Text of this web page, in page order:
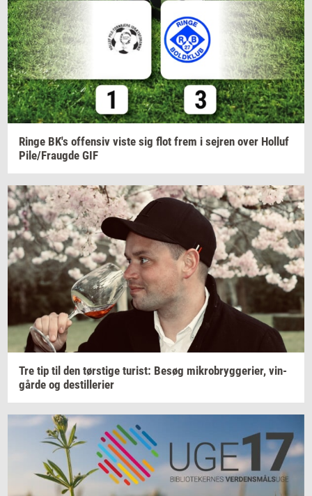
Ringe BK's of­fen­siv viste sig flot frem i sej­ren over Hol­luf
Pile/Fraug­de GIF
Tre tip til den tørsti­ge turist: Besøg mi­kro­bryg­ge­ri­er, vin­
går­de og destil­le­ri­er